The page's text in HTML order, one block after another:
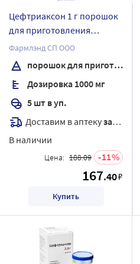
Цефтриаксон 1 г порошок
для приготовления
раствора для
внутривенного и
внутримышечного
введения флакон 5 шт.
Фармлэнд СП ООО
порошок для приготовления раствора для внутривенного и внутримышечного введения
Дозировка 1000 мг
5 шт в уп.
Доставим в аптекузавтра
В наличии
Цена: 188.09 11
167.40₽
Купить